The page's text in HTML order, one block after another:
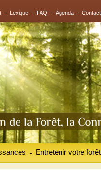
- Lexique - FAQ - Agenda - Contact
Entretenir votre forêt
-